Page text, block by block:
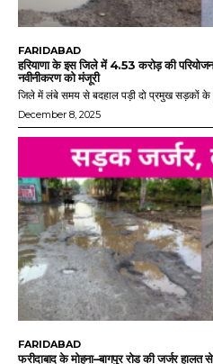
FARIDABAD
हरियाणा के इस जिले में 4.53 करोड़ की
नवीनीकरण को मंजूरी
जिले में लंबे समय से बदहाल पड़ी दो प्रमुख सड़कों के
December 8, 2025
FARIDABAD
फरीदाबाद के मोहना–बागपुर रोड की जर्जर